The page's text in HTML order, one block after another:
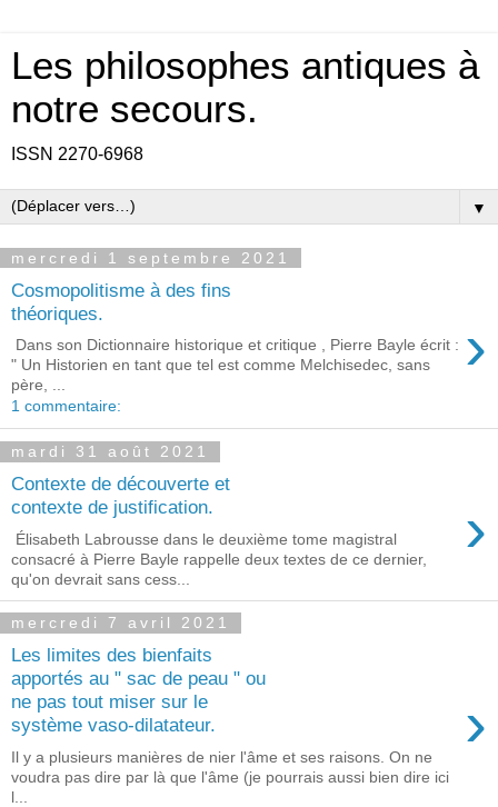
Les philosophes antiques à
notre secours.
ISSN 2270-6968
▼
mercredi 1 septembre 2021
Cosmopolitisme à des fins
théoriques.
›
Dans son Dictionnaire historique et critique , Pierre Bayle écrit :
" Un Historien en tant que tel est comme Melchisedec, sans
père, ...
1 commentaire:
mardi 31 août 2021
Contexte de découverte et
contexte de justification.
›
Élisabeth Labrousse dans le deuxième tome magistral
consacré à Pierre Bayle rappelle deux textes de ce dernier,
qu'on devrait sans cess...
mercredi 7 avril 2021
Les limites des bienfaits
apportés au " sac de peau " ou
ne pas tout miser sur le
système vaso-dilatateur.
›
Il y a plusieurs manières de nier l'âme et ses raisons. On ne
voudra pas dire par là que l'âme (je pourrais aussi bien dire ici
l...